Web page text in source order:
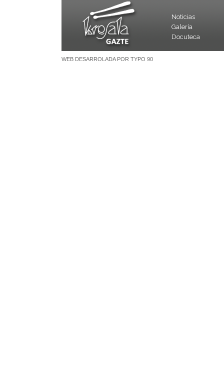
Noticias
Galería
Docuteca
WEB DESARROLADA POR TYPO 90